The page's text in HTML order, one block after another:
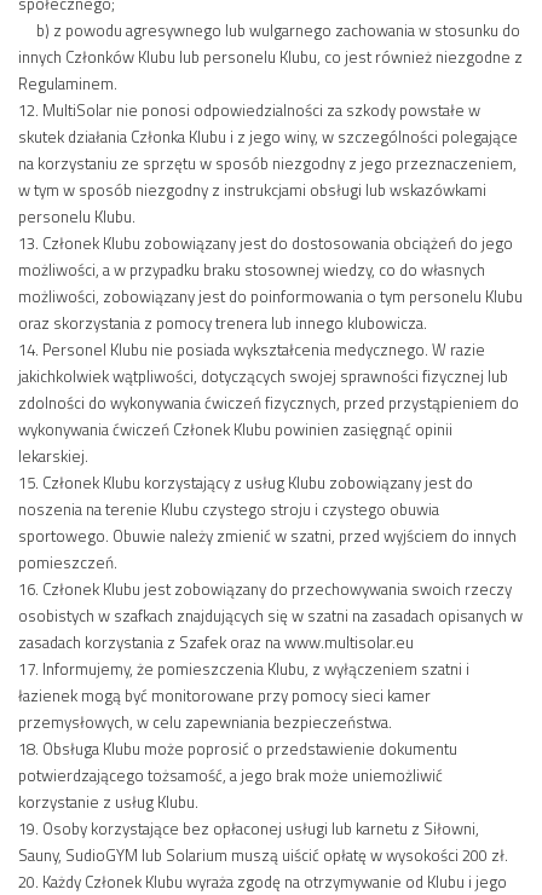
b) z powodu agresywnego lub wulgarnego zachowania w stosunku do
innych Członków Klubu lub personelu Klubu, co jest również niezgodne z
Regulaminem.
12. MultiSolar nie ponosi odpowiedzialności za szkody powstałe w
skutek działania Członka Klubu i z jego winy, w szczególności polegające
na korzystaniu ze sprzętu w sposób niezgodny z jego przeznaczeniem,
w tym w sposób niezgodny z instrukcjami obsługi lub wskazówkami
personelu Klubu.
13. Członek Klubu zobowiązany jest do dostosowania obciążeń do jego
możliwości, a w przypadku braku stosownej wiedzy, co do własnych
możliwości, zobowiązany jest do poinformowania o tym personelu Klubu
oraz skorzystania z pomocy trenera lub innego klubowicza.
14. Personel Klubu nie posiada wykształcenia medycznego. W razie
jakichkolwiek wątpliwości, dotyczących swojej sprawności fizycznej lub
zdolności do wykonywania ćwiczeń fizycznych, przed przystąpieniem do
wykonywania ćwiczeń Członek Klubu powinien zasięgnąć opinii
lekarskiej.
15. Członek Klubu korzystający z usług Klubu zobowiązany jest do
noszenia na terenie Klubu czystego stroju i czystego obuwia
sportowego. Obuwie należy zmienić w szatni, przed wyjściem do innych
pomieszczeń.
16. Członek Klubu jest zobowiązany do przechowywania swoich rzeczy
osobistych w szafkach znajdujących się w szatni na zasadach opisanych w
zasadach korzystania z Szafek oraz na www.multisolar.eu
17. Informujemy, że pomieszczenia Klubu, z wyłączeniem szatni i
łazienek mogą być monitorowane przy pomocy sieci kamer
przemysłowych, w celu zapewniania bezpieczeństwa.
18. Obsługa Klubu może poprosić o przedstawienie dokumentu
potwierdzającego tożsamość, a jego brak może uniemożliwić
korzystanie z usług Klubu.
19. Osoby korzystające bez opłaconej usługi lub karnetu z Siłowni,
Sauny, SudioGYM lub Solarium muszą uiścić opłatę w wysokości 200 zł.
20. Każdy Członek Klubu wyraża zgodę na otrzymywanie od Klubu i jego